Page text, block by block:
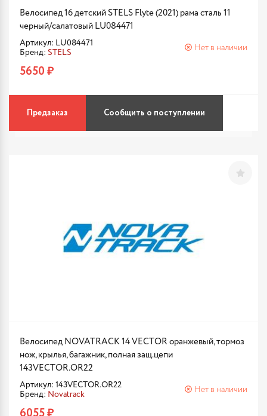
Велосипед 16 детский STELS Flyte (2021) рама сталь 11
черный/салатовый LU084471
Артикул: LU084471
Бренд: STELS
Нет в наличии
5650 ₽
Предзаказ Сообщить о поступлении
Велосипед NOVATRACK 14 VECTOR оранжевый, тормоз
нож, крылья, багажник, полная защ.цепи
143VECTOR.OR22
Артикул: 143VECTOR.OR22
Бренд: Novatrack
Нет в наличии